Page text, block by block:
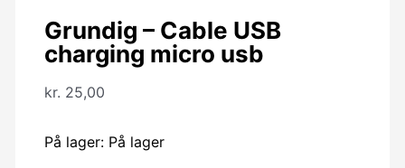
Grundig – Cable USB
charging micro usb
kr. 25,00
På lager: På lager